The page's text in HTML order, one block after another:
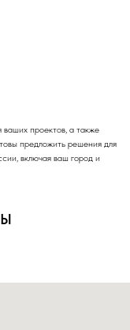
проектов, а также
предложить решения для
включая ваш город и